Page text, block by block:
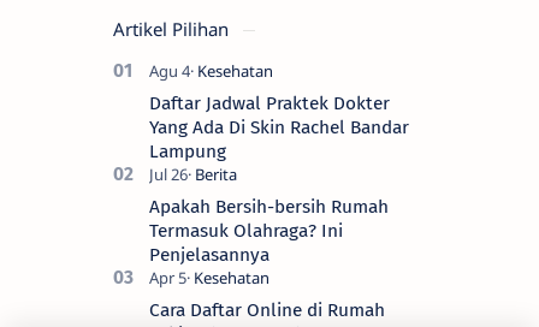
Artikel Pilihan
Daftar Jadwal Praktek Dokter
Yang Ada Di Skin Rachel Bandar
Lampung
Apakah Bersih-bersih Rumah
Termasuk Olahraga? Ini
Penjelasannya
Cara Daftar Online di Rumah